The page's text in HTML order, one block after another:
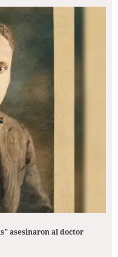
asesinaron al doctor